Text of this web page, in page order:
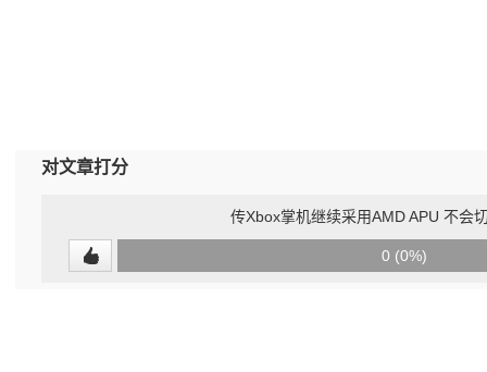
对文章打分
传Xbox掌机继续采用AMD APU 不会
0 (0%)